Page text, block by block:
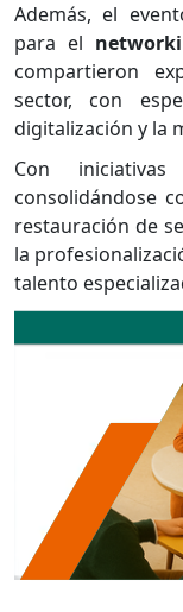
Además, el
para el
compartieron
sector, con
digitalización y la
Con
consolidándose
restauración de
la
talento